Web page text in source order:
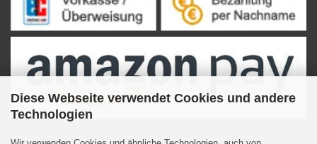
Diese Webseite verwendet Cookies und andere
Technologien